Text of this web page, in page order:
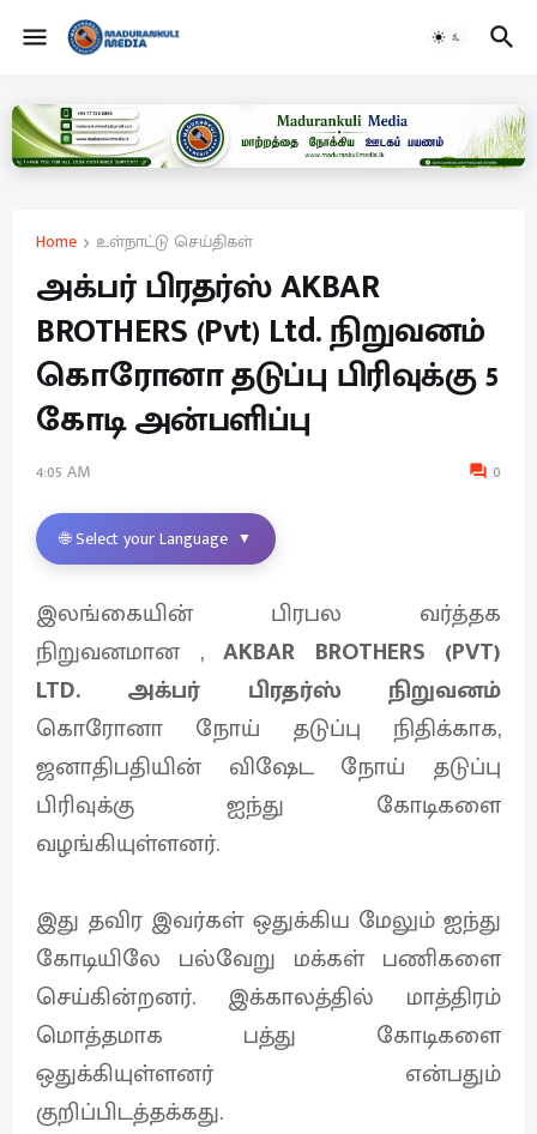
Home உள்நாட்டு செய்திகள்
அக்பர் பிரதர்ஸ் AKBAR
BROTHERS (Pvt) Ltd. நிறுவனம்
கொரோனா தடுப்பு பிரிவுக்கு 5
கோடி அன்பளிப்பு
4:05 AM 0
🌐 Select your Language ▼
இலங்கையின் பிரபல வர்த்தக
நிறுவனமான , AKBAR BROTHERS (PVT)
LTD. அக்பர் பிரதர்ஸ் நிறுவனம்
கொரோனா நோய் தடுப்பு நிதிக்காக,
ஜனாதிபதியின் விஷேட நோய் தடுப்பு
பிரிவுக்கு ஐந்து கோடிகளை
வழங்கியுள்ளனர்.
இது தவிர இவர்கள் ஒதுக்கிய மேலும் ஐந்து
கோடியிலே பல்வேறு மக்கள் பணிகளை
செய்கின்றனர். இக்காலத்தில் மாத்திரம்
மொத்தமாக பத்து கோடிகளை
ஒதுக்கியுள்ளனர் என்பதும்
குறிப்பிடத்தக்கது.